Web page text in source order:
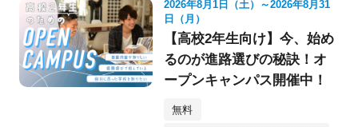
2026年8月1日（土）～2026年8月31
日（月）
【高校2年生向け】今、始め
るのが進路選びの秘訣！オ
ープンキャンパス開催中！
無料